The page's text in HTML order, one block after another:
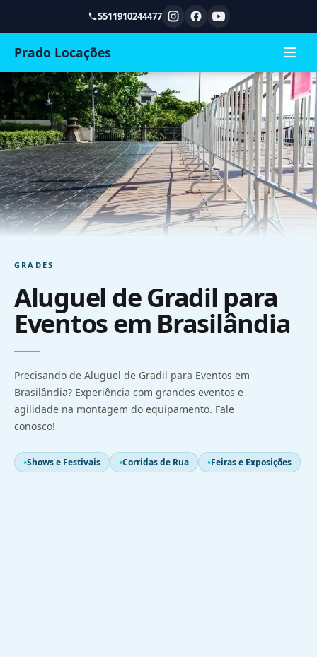
5511910244477
Prado Locações
GRADES
Aluguel de Gradil para
Eventos em Brasilândia
Precisando de Aluguel de Gradil para Eventos em
Brasilândia? Experiência com grandes eventos e
agilidade na montagem do equipamento. Fale
conosco!
Shows e Festivais Corridas de Rua Feiras e Exposições